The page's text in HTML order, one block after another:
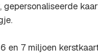
en 7 miljoen